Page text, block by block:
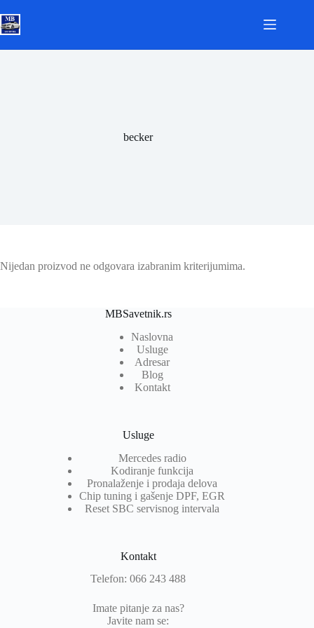
to
content
becker
Nijedan proizvod ne odgovara izabranim kriterijumima.
MBSavetnik.rs
Naslovna
Usluge
Adresar
Blog
Kontakt
Usluge
Mercedes radio
Kodiranje funkcija
Pronalaženje i prodaja delova
Chip tuning i gašenje DPF, EGR
Reset SBC servisnog intervala
Kontakt
Telefon: 066 243 488
Imate pitanje za nas?
Javite nam se: